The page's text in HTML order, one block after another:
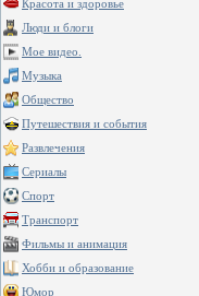
Красота и здоровье
Люди и блоги
Мое видео.
Музыка
Общество
Путешествия и события
Развлечения
Сериалы
Спорт
Транспорт
Фильмы и анимация
Хобби и образование
Юмор